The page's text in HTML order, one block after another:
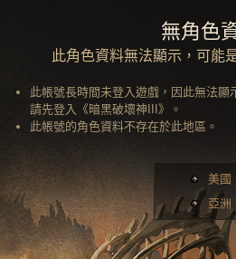
無角色
此角色資料無法顯示，可能
此帳號長時間未登入遊戲，因此無法顯
請先登入《暗黑破壞神III》。
此帳號的角色資料不存在於此地區。
美國
亞洲